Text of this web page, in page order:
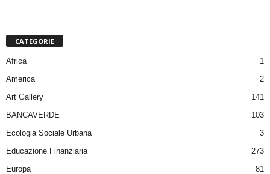
CATEGORIE
Africa
1
America
2
Art Gallery
141
BANCAVERDE
103
Ecologia Sociale Urbana
3
Educazione Finanziaria
273
Europa
81